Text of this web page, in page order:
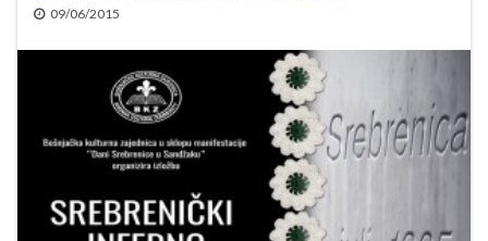
09/06/2015